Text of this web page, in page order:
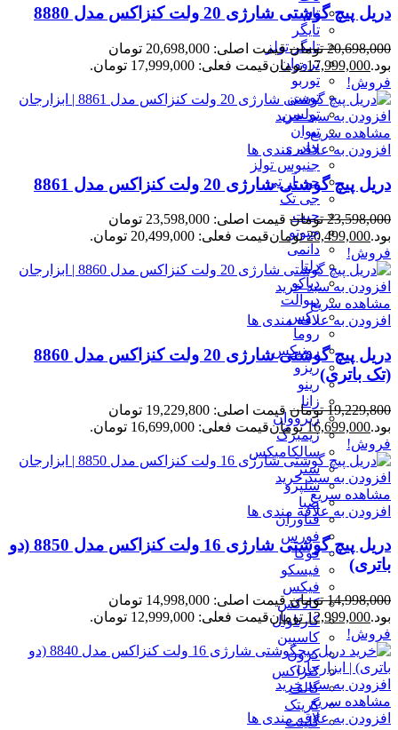
تام
تایگر
تایگر تولز
ترووان
توربو
توسن
تولسن
تیوان
جادری
جنیوس تولز
جی آر تی
جی تک
جیت
جیوتو
دانمی
دلتا
دیاکو
دیوالت
رکس
روما
رونیکس
ریزو
رینو
زانا
زیرووان
زیمبرگ
سالکامیکس
ستر
سلپرو
صبا
فناوران
فورس
فوکا
فیسکو
فیکس
کادکس
کارناوال
کاسپین
کرون
کنزاکس
گالف
گریتک
گلینت
دریل پیچ گوشتی شارژی 20 ولت کنزاکس مدل 8880
20,698,000 تومان
قیمت اصلی: 20,698,000 تومان
بود.17,999,000 تومانقیمت فعلی: 17,999,000 تومان.
فروش!
افزودن به سبد خرید
مشاهده سریع
افزودن به علاقه مندی ها
دریل پیچ گوشتی شارژی 20 ولت کنزاکس مدل 8861
23,598,000 تومان
قیمت اصلی: 23,598,000 تومان
بود.20,499,000 تومانقیمت فعلی: 20,499,000 تومان.
فروش!
افزودن به سبد خرید
مشاهده سریع
افزودن به علاقه مندی ها
دریل پیچ گوشتی شارژی 20 ولت کنزاکس مدل 8860
(تک باتری)
19,229,800 تومان
قیمت اصلی: 19,229,800 تومان
بود.16,699,000 تومانقیمت فعلی: 16,699,000 تومان.
فروش!
افزودن به سبد خرید
مشاهده سریع
افزودن به علاقه مندی ها
دریل پیچ گوشتی شارژی 16 ولت کنزاکس مدل 8850 (دو
باتری)
14,998,000 تومان
قیمت اصلی: 14,998,000 تومان
بود.12,999,000 تومانقیمت فعلی: 12,999,000 تومان.
فروش!
افزودن به سبد خرید
مشاهده سریع
افزودن به علاقه مندی ها